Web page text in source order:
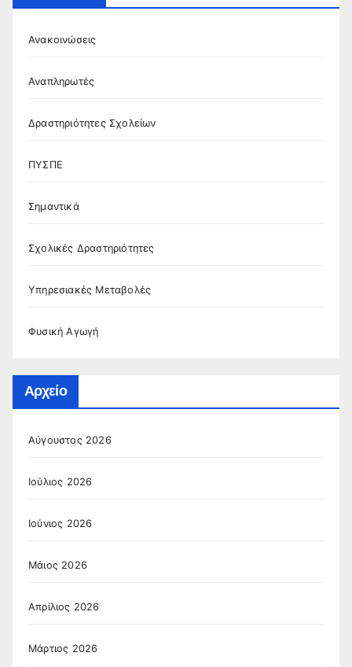
Ανακοινώσεις
Αναπληρωτές
Δραστηριότητες Σχολείων
ΠΥΣΠΕ
Σημαντικά
Σχολικές Δραστηριότητες
Υπηρεσιακές Μεταβολές
Φυσική Αγωγή
Αρχείο
Αύγουστος 2026
Ιούλιος 2026
Ιούνιος 2026
Μάιος 2026
Απρίλιος 2026
Μάρτιος 2026